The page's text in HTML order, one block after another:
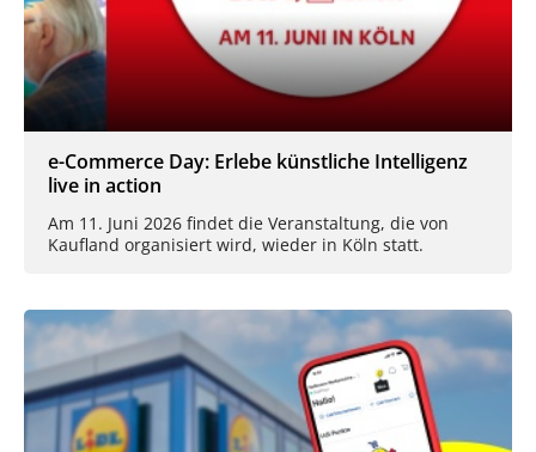
e-Commerce Day: Erlebe künstliche Intelligenz
live in action
Am 11. Juni 2026 findet die Veranstaltung, die von
Kaufland organisiert wird, wieder in Köln statt.